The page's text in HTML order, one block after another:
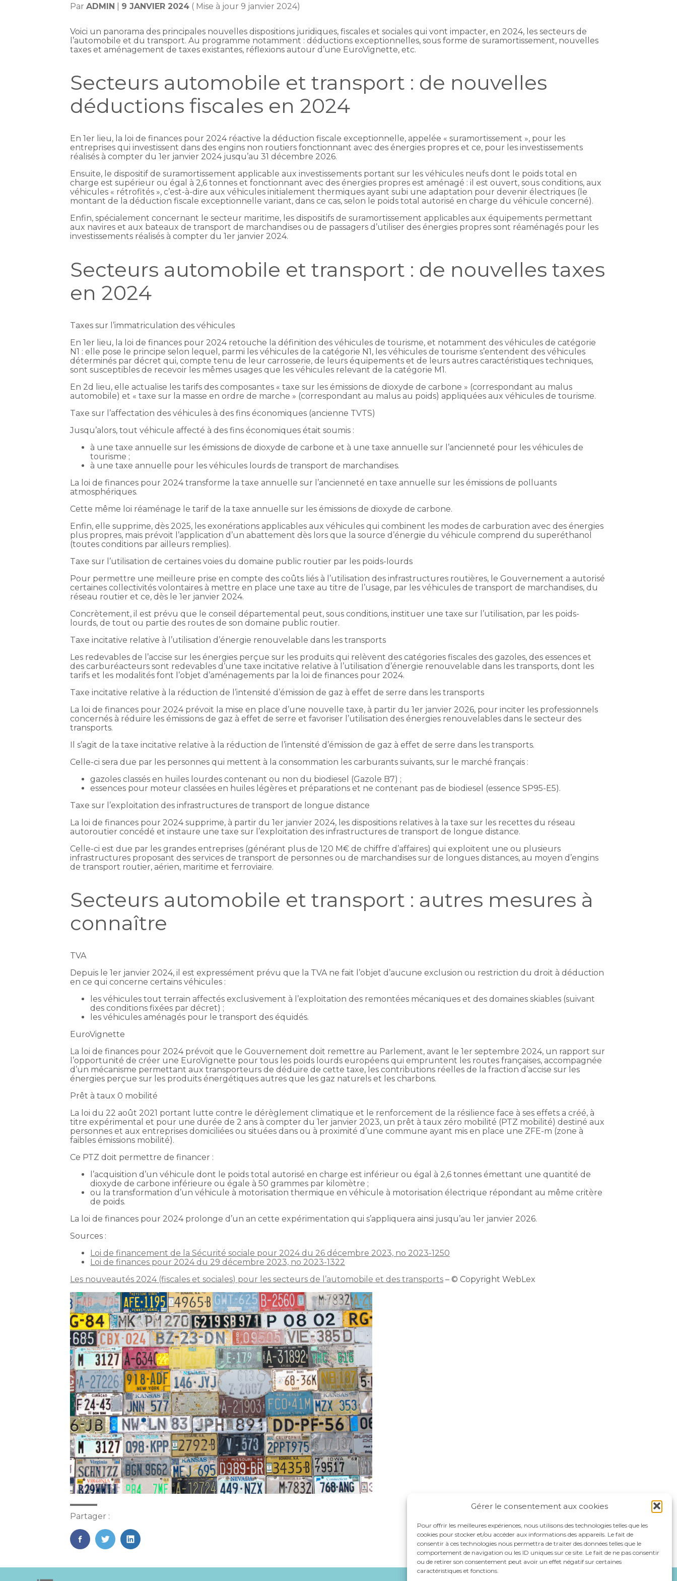
Gérer le consentement aux cookies
Pour offrir les meilleures expériences, nous utilisons des technologies telles que les
cookies pour stocker et/ou accéder aux informations des appareils. Le fait de
consentir à ces technologies nous permettra de traiter des données telles que le
comportement de navigation ou les ID uniques sur ce site. Le fait de ne pas consentir
ou de retirer son consentement peut avoir un effet négatif sur certaines
caractéristiques et fonctions.
ParADMIN 9 JANVIER 2024 ( Mise à jour 9 janvier 2024)
Voici un panorama des principales nouvelles dispositions juridiques, fiscales et sociales qui vont impacter, en 2024, les secteurs de
l’automobile et du transport. Au programme notamment : déductions exceptionnelles, sous forme de suramortissement, nouvelles
taxes et aménagement de taxes existantes, réflexions autour d’une EuroVignette, etc.
Secteurs automobile et transport : de nouvelles
déductions fiscales en 2024
En 1er lieu, la loi de finances pour 2024 réactive la déduction fiscale exceptionnelle, appelée « suramortissement », pour les
entreprises qui investissent dans des engins non routiers fonctionnant avec des énergies propres et ce, pour les investissements
réalisés à compter du 1er janvier 2024 jusqu’au 31 décembre 2026.
Ensuite, le dispositif de suramortissement applicable aux investissements portant sur les véhicules neufs dont le poids total en
charge est supérieur ou égal à 2,6 tonnes et fonctionnant avec des énergies propres est aménagé : il est ouvert, sous conditions, aux
véhicules « rétrofités », c’est-à-dire aux véhicules initialement thermiques ayant subi une adaptation pour devenir électriques (le
montant de la déduction fiscale exceptionnelle variant, dans ce cas, selon le poids total autorisé en charge du véhicule concerné).
Enfin, spécialement concernant le secteur maritime, les dispositifs de suramortissement applicables aux équipements permettant
aux navires et aux bateaux de transport de marchandises ou de passagers d’utiliser des énergies propres sont réaménagés pour les
investissements réalisés à compter du 1er janvier 2024.
Secteurs automobile et transport : de nouvelles taxes
en 2024
Taxes sur l’immatriculation des véhicules
En 1er lieu, la loi de finances pour 2024 retouche la définition des véhicules de tourisme, et notamment des véhicules de catégorie
N1 : elle pose le principe selon lequel, parmi les véhicules de la catégorie N1, les véhicules de tourisme s’entendent des véhicules
déterminés par décret qui, compte tenu de leur carrosserie, de leurs équipements et de leurs autres caractéristiques techniques,
sont susceptibles de recevoir les mêmes usages que les véhicules relevant de la catégorie M1.
En 2d lieu, elle actualise les tarifs des composantes « taxe sur les émissions de dioxyde de carbone » (correspondant au malus
automobile) et « taxe sur la masse en ordre de marche » (correspondant au malus au poids) appliquées aux véhicules de tourisme.
Taxe sur l’affectation des véhicules à des fins économiques (ancienne TVTS)
Jusqu’alors, tout véhicule affecté à des fins économiques était soumis :
à une taxe annuelle sur les émissions de dioxyde de carbone et à une taxe annuelle sur l’ancienneté pour les véhicules de
tourisme ;
à une taxe annuelle pour les véhicules lourds de transport de marchandises.
La loi de finances pour 2024 transforme la taxe annuelle sur l’ancienneté en taxe annuelle sur les émissions de polluants
atmosphériques.
Cette même loi réaménage le tarif de la taxe annuelle sur les émissions de dioxyde de carbone.
Enfin, elle supprime, dès 2025, les exonérations applicables aux véhicules qui combinent les modes de carburation avec des énergies
plus propres, mais prévoit l’application d’un abattement dès lors que la source d’énergie du véhicule comprend du superéthanol
(toutes conditions par ailleurs remplies).
Taxe sur l’utilisation de certaines voies du domaine public routier par les poids-lourds
Pour permettre une meilleure prise en compte des coûts liés à l’utilisation des infrastructures routières, le Gouvernement a autorisé
certaines collectivités volontaires à mettre en place une taxe au titre de l’usage, par les véhicules de transport de marchandises, du
réseau routier et ce, dès le 1er janvier 2024.
Concrètement, il est prévu que le conseil départemental peut, sous conditions, instituer une taxe sur l’utilisation, par les poids-
lourds, de tout ou partie des routes de son domaine public routier.
Taxe incitative relative à l’utilisation d’énergie renouvelable dans les transports
Les redevables de l’accise sur les énergies perçue sur les produits qui relèvent des catégories fiscales des gazoles, des essences et
des carburéacteurs sont redevables d’une taxe incitative relative à l’utilisation d’énergie renouvelable dans les transports, dont les
tarifs et les modalités font l’objet d’aménagements par la loi de finances pour 2024.
Taxe incitative relative à la réduction de l’intensité d’émission de gaz à effet de serre dans les transports
La loi de finances pour 2024 prévoit la mise en place d’une nouvelle taxe, à partir du 1er janvier 2026, pour inciter les professionnels
concernés à réduire les émissions de gaz à effet de serre et favoriser l’utilisation des énergies renouvelables dans le secteur des
transports.
Il s’agit de la taxe incitative relative à la réduction de l’intensité d’émission de gaz à effet de serre dans les transports.
Celle-ci sera due par les personnes qui mettent à la consommation les carburants suivants, sur le marché français :
gazoles classés en huiles lourdes contenant ou non du biodiesel (Gazole B7) ;
essences pour moteur classées en huiles légères et préparations et ne contenant pas de biodiesel (essence SP95-E5).
Taxe sur l’exploitation des infrastructures de transport de longue distance
La loi de finances pour 2024 supprime, à partir du 1er janvier 2024, les dispositions relatives à la taxe sur les recettes du réseau
autoroutier concédé et instaure une taxe sur l’exploitation des infrastructures de transport de longue distance.
Celle-ci est due par les grandes entreprises (générant plus de 120 M€ de chiffre d’affaires) qui exploitent une ou plusieurs
infrastructures proposant des services de transport de personnes ou de marchandises sur de longues distances, au moyen d’engins
de transport routier, aérien, maritime et ferroviaire.
Secteurs automobile et transport : autres mesures à
connaître
TVA
Depuis le 1er janvier 2024, il est expressément prévu que la TVA ne fait l’objet d’aucune exclusion ou restriction du droit à déduction
en ce qui concerne certains véhicules :
les véhicules tout terrain affectés exclusivement à l’exploitation des remontées mécaniques et des domaines skiables (suivant
des conditions fixées par décret) ;
les véhicules aménagés pour le transport des équidés.
EuroVignette
La loi de finances pour 2024 prévoit que le Gouvernement doit remettre au Parlement, avant le 1er septembre 2024, un rapport sur
l’opportunité de créer une EuroVignette pour tous les poids lourds européens qui empruntent les routes françaises, accompagnée
d’un mécanisme permettant aux transporteurs de déduire de cette taxe, les contributions réelles de la fraction d’accise sur les
énergies perçue sur les produits énergétiques autres que les gaz naturels et les charbons.
Prêt à taux 0 mobilité
La loi du 22 août 2021 portant lutte contre le dérèglement climatique et le renforcement de la résilience face à ses effets a créé, à
titre expérimental et pour une durée de 2 ans à compter du 1er janvier 2023, un prêt à taux zéro mobilité (PTZ mobilité) destiné aux
personnes et aux entreprises domiciliées ou situées dans ou à proximité d’une commune ayant mis en place une ZFE-m (zone à
faibles émissions mobilité).
Ce PTZ doit permettre de financer :
l’acquisition d’un véhicule dont le poids total autorisé en charge est inférieur ou égal à 2,6 tonnes émettant une quantité de
dioxyde de carbone inférieure ou égale à 50 grammes par kilomètre ;
ou la transformation d’un véhicule à motorisation thermique en véhicule à motorisation électrique répondant au même critère
de poids.
La loi de finances pour 2024 prolonge d’un an cette expérimentation qui s’appliquera ainsi jusqu’au 1er janvier 2026.
Sources :
Loi de financement de la Sécurité sociale pour 2024 du 26 décembre 2023, no 2023-1250
Loi de finances pour 2024 du 29 décembre 2023, no 2023-1322
Les nouveautés 2024 (fiscales et sociales) pour les secteurs de l’automobile et des transports – © Copyright WebLex
Partager :
FaceBook
TwitterLinkedIn